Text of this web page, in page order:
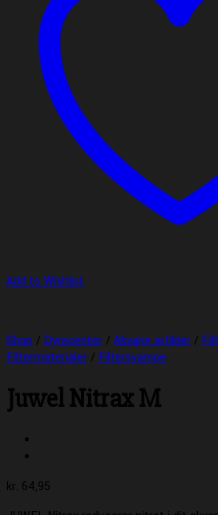
Add to Wishlist
Shop / Dyrecenter / Akvarie artikler /
Filtermaterialer / Filtersvampe
Juwel Nitrax M
kr. 64,95